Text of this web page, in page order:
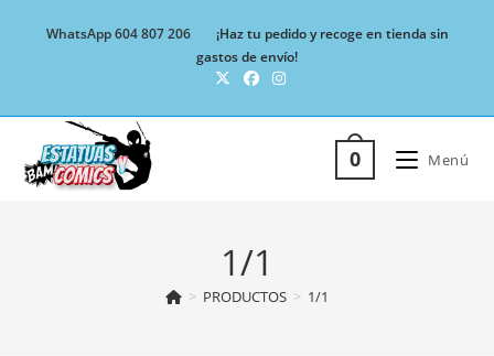
WhatsApp 604 807 206
¡Haz tu pedido y recoge en tienda sin
gastos de envío!
0 Menú
1/1
> PRODUCTOS > 1/1